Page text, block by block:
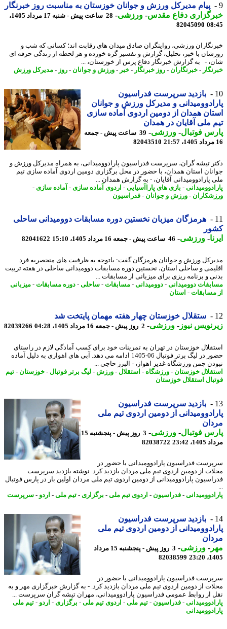
پیام مدیرکل ورزش و جوانان خوزستان به مناسبت روز خبرنگار
دفاع مقدس-ورزشی-
28 ساعت پیش - شنبه 17 مرداد 1405،
82045090
ورزشی، روایتگران صادق میدان های رقابت اند؛ کسانی که شب و
با خبر، تحلیل، گزارش و تفسیر گره خورده و هر لحظه از زندگی حرفه ای
- به گزارش خبرنگار دفاع پرس از خوزستان، ...
-خبرنگاران- روز خبرنگار -خبر-ورزش و جوانان-روز- مدیرکل ورزش
بازدید سرپرست فدراسیون
و مدیرکل ورزش و جوانان
همدان از دومین اردوی آماده سازی
ملی آقایان در همدان
فوتبال-ورزشی-
39 ساعت پیش - جمعه
82043510
تیشه گران، سرپرست فدراسیون پارادوومیدانی، به همراه مدیرکل ورزش و
استان همدان، با حضور در محل برگزاری دومین اردوی آماده سازی تیم
پارادوومیدانی آقایان، - به گزارش همدان ...
- بازی های پاراآسیایی-اردوی آماده سازی- آماده سازی-
- ورزش و جوانان-فدراسیون
هرمزگان میزبان نخستین دوره مسابقات دوومیدانی ساحلی
-ورزشی-46 ساعت پیش - جمعه 16 مرداد 1405، 15:10 82041622
ورزش و جوانان هرمزگان گفت: باتوجه به ظرفیت های منحصربه فرد
و ساحلی استان، نخستین دوره مسابقات دوومیدانی ساحلی در هفته تربیت
و برنامه ریزی برای میزبانی از مسابقات ...
دوومیدانی- دوومیدانی- مسابقات-ساحلی-دوره مسابقات-میزبانی
-استان
ستقلال خوزستان چهار هفته مهمان پایتخت شد
نیوز-ورزشی-2 روز پیش - جمعه 16 مرداد 1405، 04:28 82039266
خوزستان در تهران به تمرینات خود برای کسب آمادگی لازم در راستای
حضور در لیگ برتر فوتبال 06-1405 ادامه می دهد. آبی های اهوازی به دلیل آماده
چمن ورزشگاه غدیر اهواز، - البرز حاجی ...
خوزستان-ورزشگاه-استقلال-ورزش -لیگ برتر فوتبال-خوزستان-تیم
استقلال خوزستان
بازدید سرپرست فدراسیون
از دومین اردوی تیم ملی
فوتبال-ورزشی-
3 روز پیش - پنجشنبه 15
23:42
82038722
فدراسیون پارادوومیدانی با حضور در
از دومین اردوی تیم ملی مردان بازدید کرد. نوشته بازدید سرپرست
پارادوومیدانی از دومین اردوی تیم ملی مردان اولین بار در پارس فوتبال
- فدراسیون-اردوی تیم ملی -برگزاری - تیم ملی -اردو - سرپرست
بازدید سرپرست فدراسیون
از دومین اردوی تیم ملی
-ورزشی-
3 روز پیش - پنجشنبه 15 مرداد
82038599
فدراسیون پارادوومیدانی با حضور در
از دومین اردوی تیم ملی مردان بازدید کرد. - به گزارش خبرگزاری مهر و به
از روابط عمومی فدراسیون پارادوومیدانی، مهران تیشه گران سرپرست ...
- فدراسیون-تیم ملی -اردوی تیم ملی -برگزاری - اردو - تیم ملی